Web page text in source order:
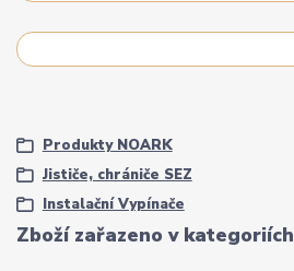
Zboží zařazeno v kategoriích
Produkty NOARK
Jističe, chrániče SEZ
Instalační Vypínače